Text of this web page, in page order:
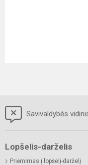
Savivaldybės
Lopšelis-darželis
Priėmimas į lopšelį-darželį